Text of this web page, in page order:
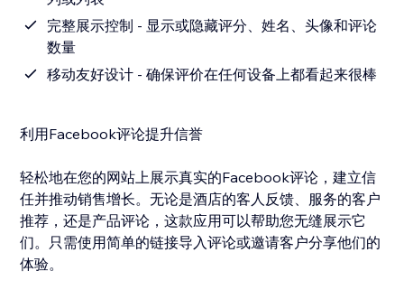
完整展示控制 - 显示或隐藏评分、姓名、头像和评论
数量
移动友好设计 - 确保评价在任何设备上都看起来很棒
利用Facebook评论提升信誉
轻松地在您的网站上展示真实的Facebook评论，建立信
任并推动销售增长。无论是酒店的客人反馈、服务的客户
推荐，还是产品评论，这款应用可以帮助您无缝展示它
们。只需使用简单的链接导入评论或邀请客户分享他们的
体验。